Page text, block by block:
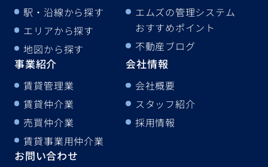
駅・沿線から探す
エリアから探す
地図から探す
エムズの管理システム
おすすめポイント
不動産ブログ
事業紹介
賃貸管理業
賃貸仲介業
売買仲介業
賃貸事業用仲介業
会社情報
会社概要
スタッフ紹介
採用情報
お問い合わせ